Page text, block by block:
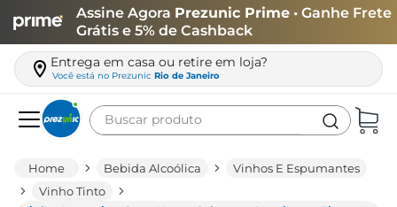
Assine Agora Prezunic Prime • Ganhe Frete
Grátis e 5% de Cashback
Entrega em casa ou retire em loja?
Você está no Prezunic Rio de Janeiro
Buscar produto
Bebida Alcoólica
Vinhos E Espumantes
Vinho Tinto